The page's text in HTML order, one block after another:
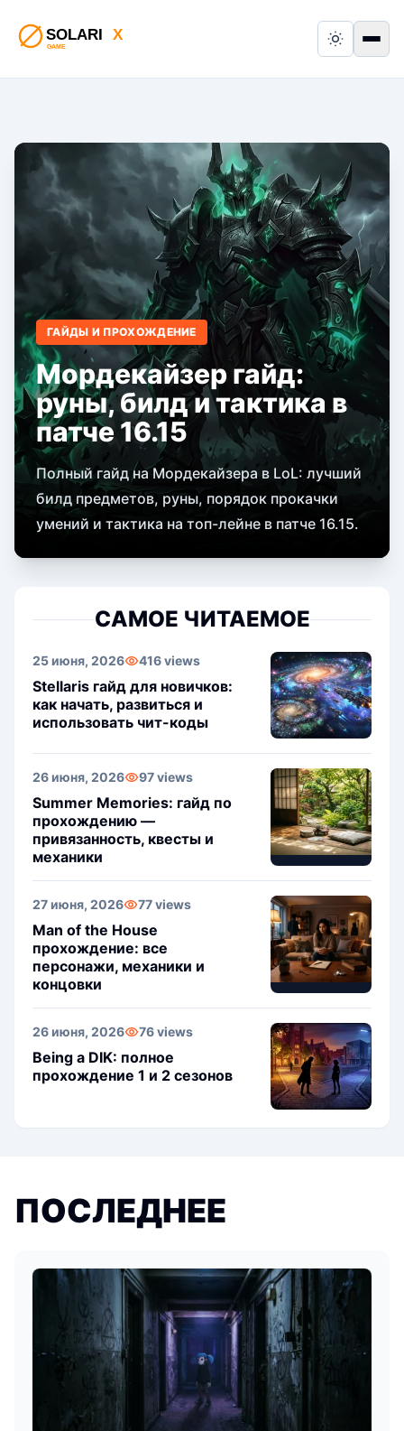
Switch to
ГАЙДЫ И ПРОХОЖДЕНИЕ
Мордекайзер гайд:
руны, билд и тактика в
патче 16.15
Полный гайд на Мордекайзера в LoL: лучший
билд предметов, руны, порядок прокачки
умений и тактика на топ-лейне в патче 16.15.
САМОЕ ЧИТАЕМОЕ
25 июня, 2026 416 views
Stellaris гайд для новичков:
как начать, развиться и
использовать чит-коды
26 июня, 2026 97 views
Summer Memories: гайд по
прохождению —
привязанность, квесты и
механики
27 июня, 2026 77 views
Man of the House
прохождение: все
персонажи, механики и
концовки
26 июня, 2026 76 views
Being a DIK: полное
прохождение 1 и 2 сезонов
ПОСЛЕДНЕЕ